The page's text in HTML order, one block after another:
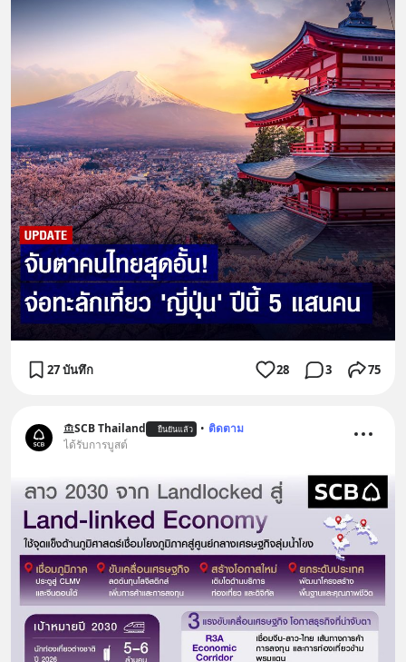
27 บันทึก 28 3 75
SCB Thailand ยืนยันแล้ว • ติดตาม
ได้รับการบูสต์